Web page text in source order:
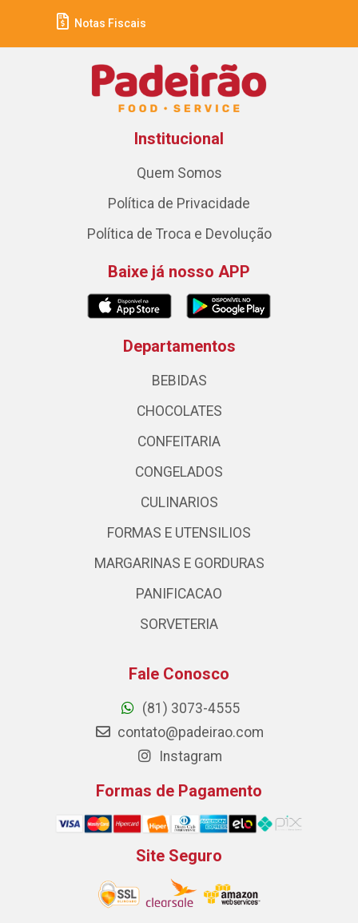
Notas Fiscais
Institucional
Quem Somos
Política de Privacidade
Política de Troca e Devolução
Baixe já nosso APP
Departamentos
BEBIDAS
CHOCOLATES
CONFEITARIA
CONGELADOS
CULINARIOS
FORMAS E UTENSILIOS
MARGARINAS E GORDURAS
PANIFICACAO
SORVETERIA
Fale Conosco
(81) 3073-4555
contato@padeirao.com
Instagram
Formas de Pagamento
Site Seguro